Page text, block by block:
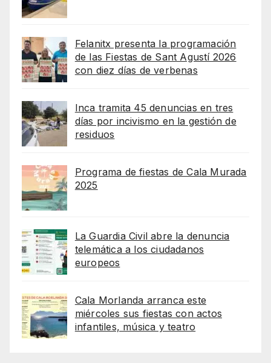
Felanitx presenta la programación
de las Fiestas de Sant Agustí 2026
con diez días de verbenas
Inca tramita 45 denuncias en tres
días por incivismo en la gestión de
residuos
Programa de fiestas de Cala Murada
2025
La Guardia Civil abre la denuncia
telemática a los ciudadanos
europeos
Cala Morlanda arranca este
miércoles sus fiestas con actos
infantiles, música y teatro